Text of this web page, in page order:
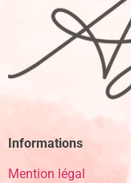
Informations
Mention légal